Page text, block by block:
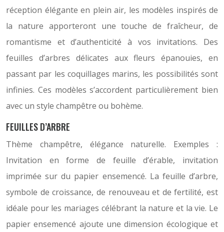
réception élégante en plein air, les modèles inspirés de
la nature apporteront une touche de fraîcheur, de
romantisme et d’authenticité à vos invitations. Des
feuilles d’arbres délicates aux fleurs épanouies, en
passant par les coquillages marins, les possibilités sont
infinies. Ces modèles s’accordent particulièrement bien
avec un style champêtre ou bohème.
FEUILLES D’ARBRE
Thème champêtre, élégance naturelle. Exemples :
Invitation en forme de feuille d’érable, invitation
imprimée sur du papier ensemencé. La feuille d’arbre,
symbole de croissance, de renouveau et de fertilité, est
idéale pour les mariages célébrant la nature et la vie. Le
papier ensemencé ajoute une dimension écologique et